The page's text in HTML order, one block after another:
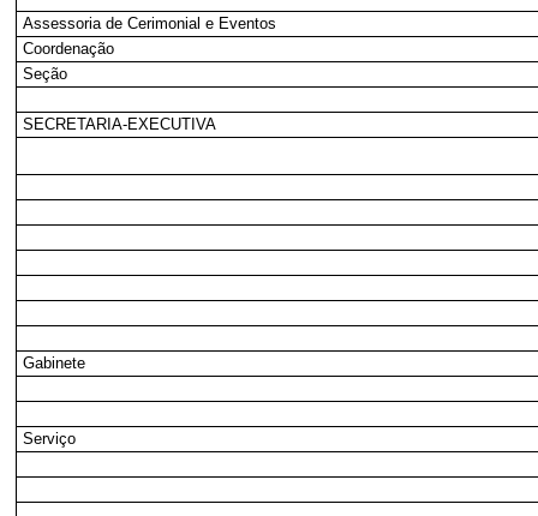
Assessoria de Cerimonial e Eventos
Coordenação
Seção
SECRETARIA-EXECUTIVA
Gabinete
Serviço